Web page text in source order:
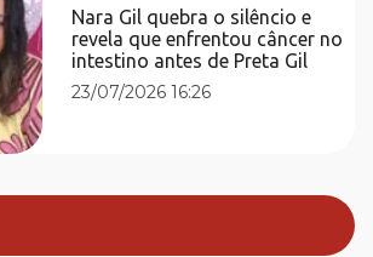
Nara Gil quebra o silêncio e
revela que enfrentou câncer no
intestino antes de Preta Gil
23/07/2026 16:26